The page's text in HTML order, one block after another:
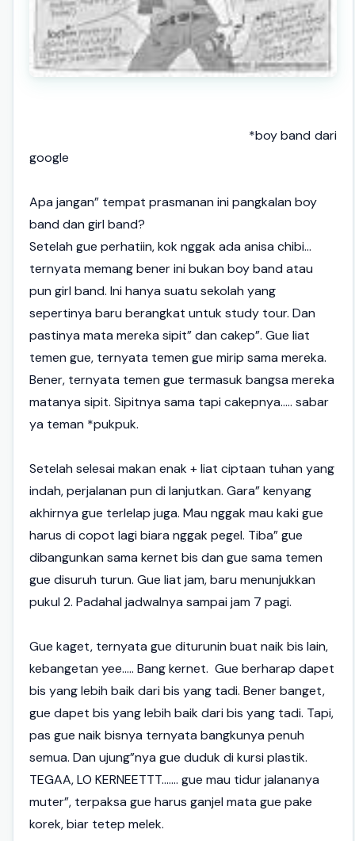
*boy band dari
google
Apa jangan” tempat prasmanan ini pangkalan boy
band dan girl band?
Setelah gue perhatiin, kok nggak ada anisa chibi...
ternyata memang bener ini bukan boy band atau
pun girl band. Ini hanya suatu sekolah yang
sepertinya baru berangkat untuk study tour. Dan
pastinya mata mereka sipit” dan cakep”. Gue liat
temen gue, ternyata temen gue mirip sama mereka.
Bener, ternyata temen gue termasuk bangsa mereka
matanya sipit. Sipitnya sama tapi cakepnya..... sabar
ya teman *pukpuk.
Setelah selesai makan enak + liat ciptaan tuhan yang
indah, perjalanan pun di lanjutkan. Gara” kenyang
akhirnya gue terlelap juga. Mau nggak mau kaki gue
harus di copot lagi biara nggak pegel. Tiba” gue
dibangunkan sama kernet bis dan gue sama temen
gue disuruh turun. Gue liat jam, baru menunjukkan
pukul 2. Padahal jadwalnya sampai jam 7 pagi.
Gue kaget, ternyata gue diturunin buat naik bis lain,
kebangetan yee..... Bang kernet. Gue berharap dapet
bis yang lebih baik dari bis yang tadi. Bener banget,
gue dapet bis yang lebih baik dari bis yang tadi. Tapi,
pas gue naik bisnya ternyata bangkunya penuh
semua. Dan ujung”nya gue duduk di kursi plastik.
TEGAA, LO KERNEETTT....... gue mau tidur jalananya
muter”, terpaksa gue harus ganjel mata gue pake
korek, biar tetep melek.